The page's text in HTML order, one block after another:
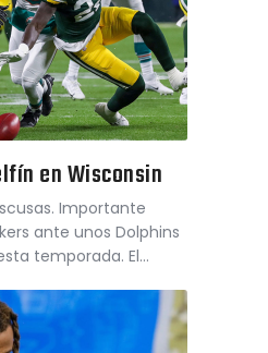
en Wisconsin
Importante
ante unos Dolphins
temporada. El…